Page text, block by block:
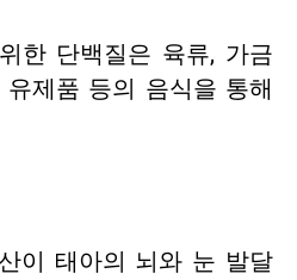
한 단백질은 육류, 가금
제품 등의 음식을 통해
이 태아의 뇌와 눈 발달